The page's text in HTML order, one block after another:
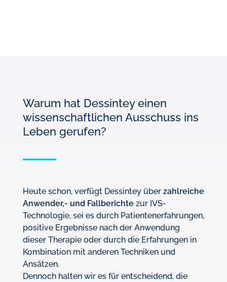
Warum hat Dessintey einen
wissenschaftlichen Ausschuss ins
Leben gerufen?
Heute schon, verfügt Dessintey über zahlreiche
Anwender,- und Fallberichtezur IVS-
Technologie, sei es durch Patientenerfahrungen,
positive Ergebnisse nach der Anwendung
dieser Therapie oder durch die Erfahrungen in
Kombination mit anderen Techniken und
Ansätzen.
Dennoch halten wir es für entscheidend, die